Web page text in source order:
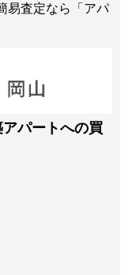
易査定なら「アパ
パートへの買